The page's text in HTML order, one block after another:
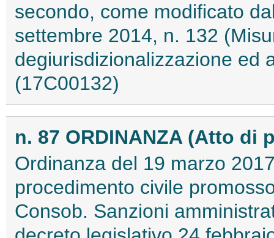
secondo, come modificato
settembre 2014, n. 132
degiurisdizionalizzazione ed
(17C00132)
n. 87 ORDINANZA (Atto di
Ordinanza del 19 marzo
procedimento civile
Consob. Sanzioni